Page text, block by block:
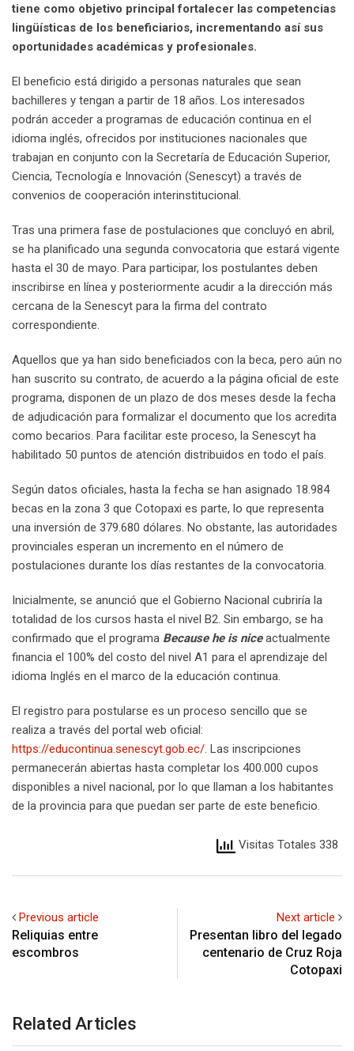
tiene como objetivo principal fortalecer las competencias
lingüísticas de los beneficiarios, incrementando así sus
oportunidades académicas y profesionales.
El beneficio está dirigido a personas naturales que sean
bachilleres y tengan a partir de 18 años. Los interesados
podrán acceder a programas de educación continua en el
idioma inglés, ofrecidos por instituciones nacionales que
trabajan en conjunto con la Secretaría de Educación Superior,
Ciencia, Tecnología e Innovación (Senescyt) a través de
convenios de cooperación interinstitucional.
Tras una primera fase de postulaciones que concluyó en abril,
se ha planificado una segunda convocatoria que estará vigente
hasta el 30 de mayo. Para participar, los postulantes deben
inscribirse en línea y posteriormente acudir a la dirección más
cercana de la Senescyt para la firma del contrato
correspondiente.
Aquellos que ya han sido beneficiados con la beca, pero aún no
han suscrito su contrato, de acuerdo a la página oficial de este
programa, disponen de un plazo de dos meses desde la fecha
de adjudicación para formalizar el documento que los acredita
como becarios. Para facilitar este proceso, la Senescyt ha
habilitado 50 puntos de atención distribuidos en todo el país.
Según datos oficiales, hasta la fecha se han asignado 18.984
becas en la zona 3 que Cotopaxi es parte, lo que representa
una inversión de 379.680 dólares. No obstante, las autoridades
provinciales esperan un incremento en el número de
postulaciones durante los días restantes de la convocatoria.
Inicialmente, se anunció que el Gobierno Nacional cubriría la
totalidad de los cursos hasta el nivel B2. Sin embargo, se ha
confirmado que el programa Because he is niceactualmente
financia el 100% del costo del nivel A1 para el aprendizaje del
idioma Inglés en el marco de la educación continua.
El registro para postularse es un proceso sencillo que se
realiza a través del portal web oficial:
https://educontinua.senescyt.gob.ec/. Las inscripciones
permanecerán abiertas hasta completar los 400.000 cupos
disponibles a nivel nacional, por lo que llaman a los habitantes
de la provincia para que puedan ser parte de este beneficio.
Visitas Totales 338
Previous article
Reliquias entre
escombros
Next article
Presentan libro del legado
centenario de Cruz Roja
Cotopaxi
Related Articles